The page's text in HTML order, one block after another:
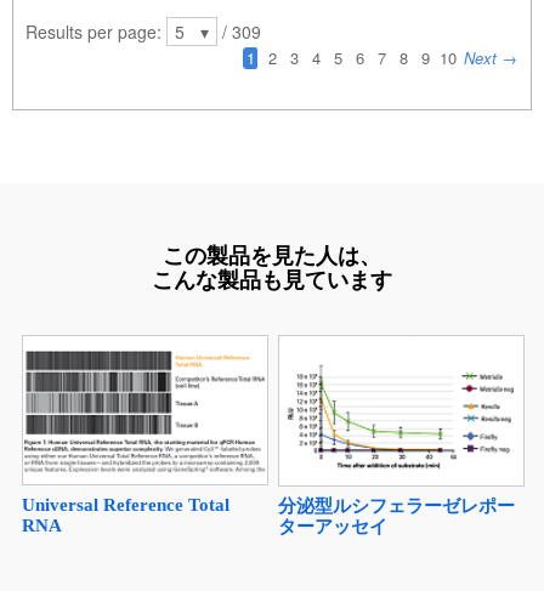
この製品を見た人は、
こんな製品も見ています
Universal Reference Total
RNA
分泌型ルシフェラーゼレポー
ターアッセイ